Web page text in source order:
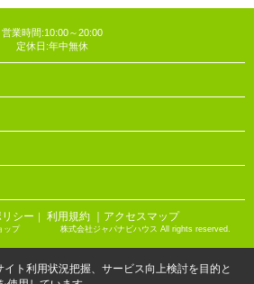
営業時間:10:00～20:00
定休日:年中無休
シー ｜ 利用規約 ｜アクセスマップ
ョップ 株式会社ジャパナビハウス All rights reserved.
ト利用状況把握、サービス向上検討を目的と